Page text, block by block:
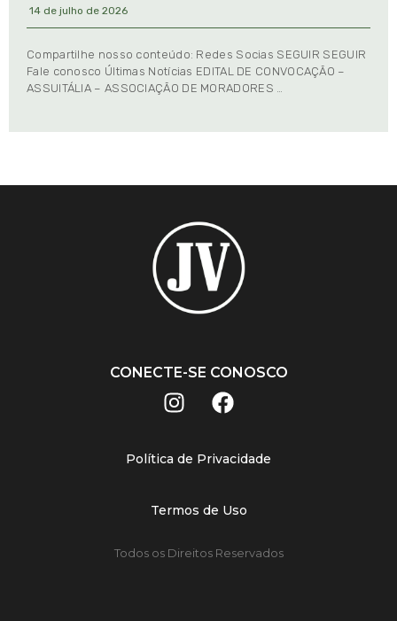
14 de julho de 2026
Compartilhe nosso conteúdo: Redes Socias SEGUIR SEGUIR
Fale conosco Últimas Notícias EDITAL DE CONVOCAÇÃO –
ASSUITÁLIA – ASSOCIAÇÃO DE MORADORES …
CONECTE-SE CONOSCO
Política de Privacidade
Termos de Uso
Todos os Direitos Reservados